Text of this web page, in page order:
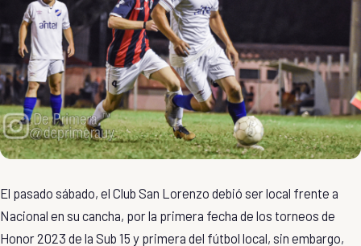
El pasado sábado, el Club San Lorenzo debió ser local frente a
Nacional en su cancha, por la primera fecha de los torneos de
Honor 2023 de la Sub 15 y primera del fútbol local, sin embargo,